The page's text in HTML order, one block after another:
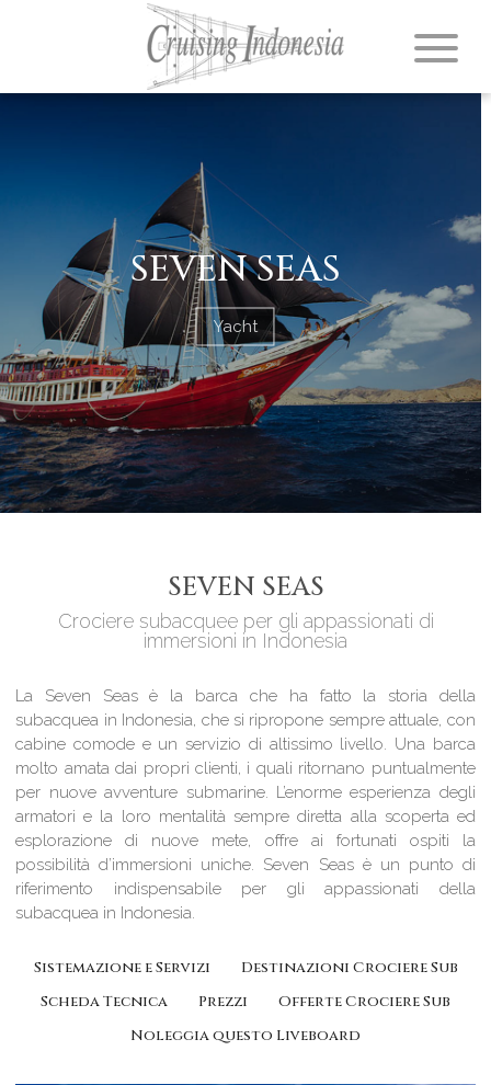
SEVEN SEAS
Yacht
SEVEN SEAS
Crociere subacquee per gli appassionati di
immersioni in Indonesia
La Seven Seas è la barca che ha fatto la storia della
subacquea in Indonesia, che si ripropone sempre attuale, con
cabine comode e un servizio di altissimo livello. Una barca
molto amata dai propri clienti, i quali ritornano puntualmente
per nuove avventure submarine. L’enorme esperienza degli
armatori e la loro mentalità sempre diretta alla scoperta ed
esplorazione di nuove mete, offre ai fortunati ospiti la
possibilità d’immersioni uniche. Seven Seas è un punto di
riferimento indispensabile per gli appassionati della
subacquea in Indonesia.
Sistemazione e Servizi
Destinazioni Crociere Sub
Scheda Tecnica
Prezzi
Offerte Crociere Sub
Noleggia questo Liveboard